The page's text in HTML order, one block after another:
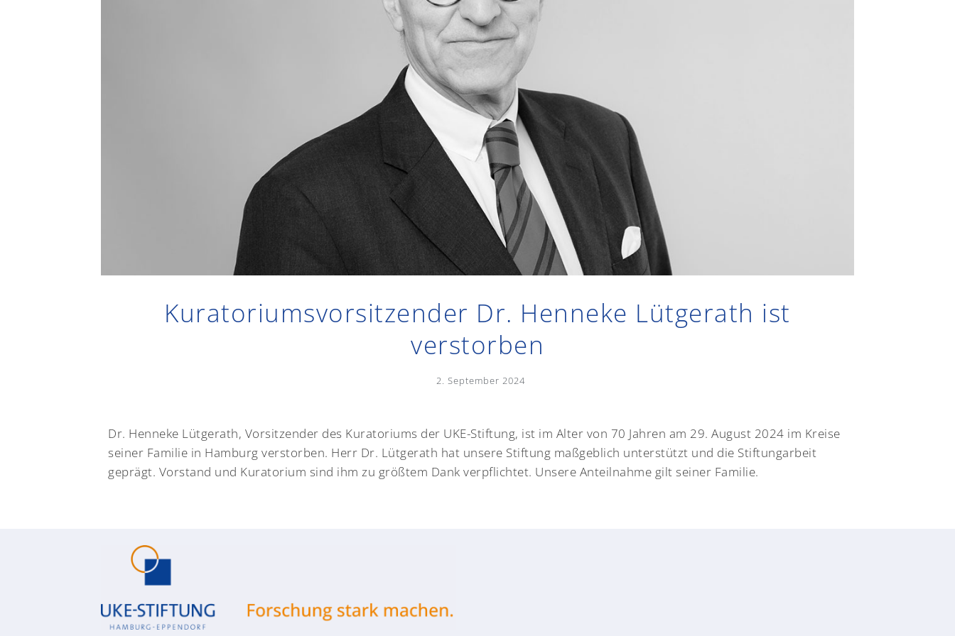
Kuratoriumsvorsitzender Dr. Henneke Lütgerath ist
verstorben
2. September 2024
Dr. Henneke Lütgerath, Vorsitzender des Kuratoriums der UKE-Stiftung, ist im Alter von 70 Jahren am 29. August 2024 im Kreise
seiner Familie in Hamburg verstorben. Herr Dr. Lütgerath hat unsere Stiftung maßgeblich unterstützt und die Stiftungarbeit
geprägt. Vorstand und Kuratorium sind ihm zu größtem Dank verpflichtet. Unsere Anteilnahme gilt seiner Familie.